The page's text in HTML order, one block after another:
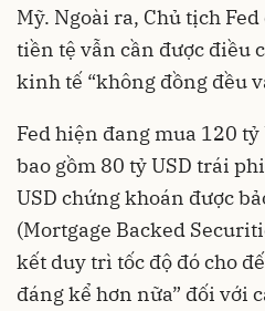
Mỹ. Ngoài ra, Chủ tịch
tiền tệ vẫn cần được điều
kinh tế “không đồng đều
Fed hiện đang mua 120
bao gồm 80 tỷ USD trái
USD chứng khoán được
(Mortgage Backed
kết duy trì tốc độ đó cho
đáng kể hơn nữa” đối với